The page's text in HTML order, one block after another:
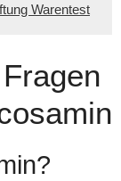
Warentest